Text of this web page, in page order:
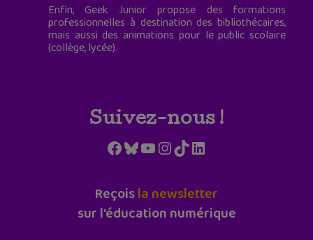
Enfin, Geek Junior propose des formations
professionnelles à destination des bibliothécaires,
mais aussi des animations pour le public scolaire
(collège, lycée).
Suivez-nous !
Facebook
Bluesky
YouTube
Instagram
TikTokLinkedIn
Reçoisla newsletter
sur l'éducation numérique